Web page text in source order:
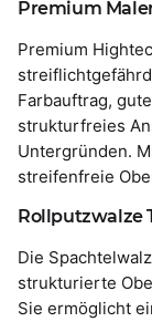
Premium
Premium
Farbauftrag,
strukturfreies
Untergründen.
streifenfreie
Rollputzwalze
Die
strukturierte
Sie ermöglicht